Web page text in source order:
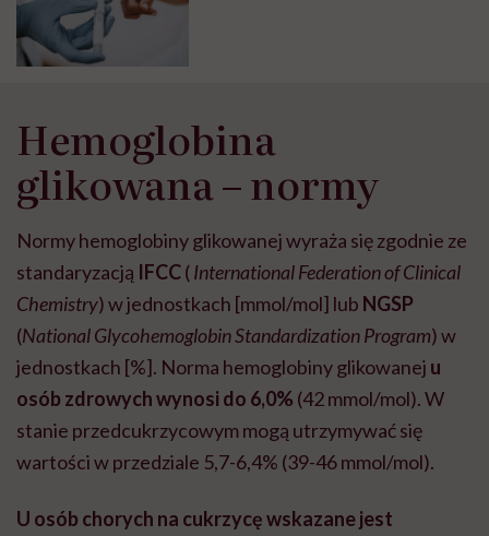
Hemoglobina
glikowana – normy
Normy hemoglobiny glikowanej wyraża się zgodnie ze
standaryzacją IFCC(International Federation of Clinical
Chemistry) w jednostkach [mmol/mol] lub NGSP
(National Glycohemoglobin Standardization Program) w
jednostkach [%]. Norma hemoglobiny glikowanej u
osób zdrowych wynosi do 6,0% (42 mmol/mol). W
stanie przedcukrzycowym mogą utrzymywać się
wartości w przedziale 5,7-6,4% (39-46 mmol/mol).
U osób chorych na cukrzycę wskazane jest